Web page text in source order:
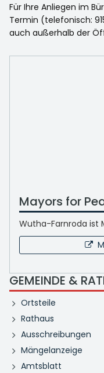
Für Ihre Anliegen im
Termin (telefonisch:
auch außerhalb der
Mayors for
Wutha-Farnroda ist
GEMEINDE &
Ortsteile
Rathaus
Ausschreibungen
Mängelanzeige
Amtsblatt